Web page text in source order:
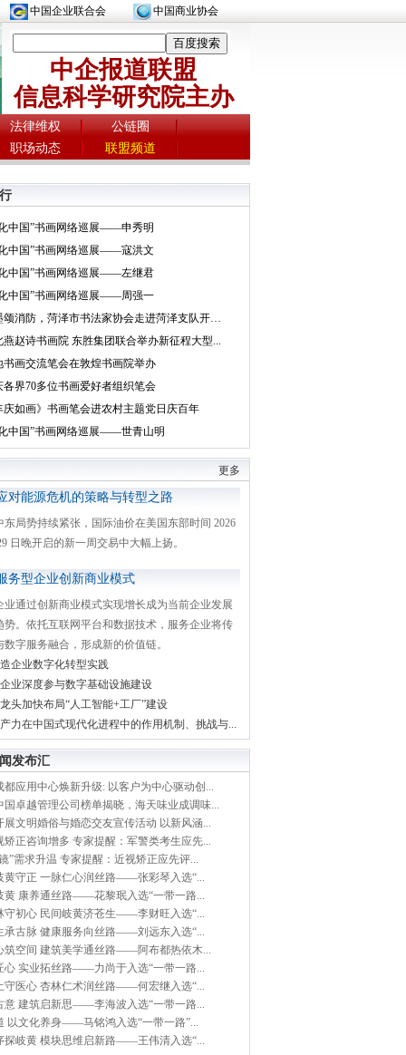
中国企业联合会 中国商业协会
中企报道联盟
信息科学研究院主办
法律维权
公链圈
职场动态 联盟频道
中国”书画网络巡展——申秀明
中国”书画网络巡展——寇洪文
中国”书画网络巡展——左继君
中国”书画网络巡展——周强一
挥墨颂消防，菏泽市书法家协会走进菏泽支队开展...
燕赵诗书画院 东胜集团联合举办新征程大型...
书画交流笔会在敦煌书画院举办
各界70多位书画爱好者组织笔会
庆如画》书画笔会进农村主题党日庆百年
中国”书画网络巡展——世青山明
更多
对能源危机的策略与转型之路
东局势持续紧张，国际油价在美国东部时间 2026
日晚开启的新一周交易中大幅上扬。
务型企业创新商业模式
业通过创新商业模式实现增长成为当前企业发展
势。依托互联网平台和数据技术，服务企业将传
数字服务融合，形成新的价值链。
企业数字化转型实践
业深度参与数字基础设施建设
头加快布局“人工智能+工厂”建设
力在中国式现代化进程中的作用机制、挑战与...
发布汇
都应用中心焕新升级: 以客户为中心驱动创...
国卓越管理公司榜单揭晓，海天味业成调味...
展文明婚俗与婚恋交友宣传活动 以新风涵...
矫正咨询增多 专家提醒：军警类考生应先...
”需求升温 专家提醒：近视矫正应先评...
黄守正 一脉仁心润丝路——张彩琴入选“...
黄 康养通丝路——花黎珉入选“一带一路...
守初心 民间岐黄济苍生——李财旺入选“...
承古脉 健康服务向丝路——刘远东入选“...
筑空间 建筑美学通丝路——阿布都热依木...
心 实业拓丝路——力尚于入选“一带一路...
守医心 杏林仁术润丝路——何宏继入选“...
意 建筑启新思——李海波入选“一带一路...
以文化养身——马铭鸿入选“一带一路”...
探岐黄 模块思维启新路——王伟清入选“...